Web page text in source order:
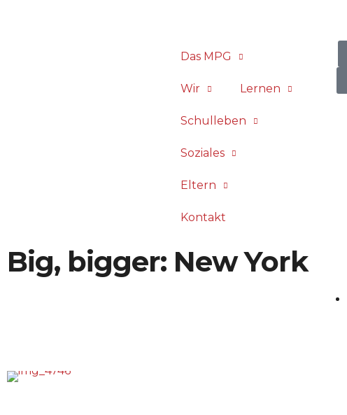
Das MPG
Wir Lernen
Schulleben
Soziales
Eltern
Kontakt
Big, bigger: New York